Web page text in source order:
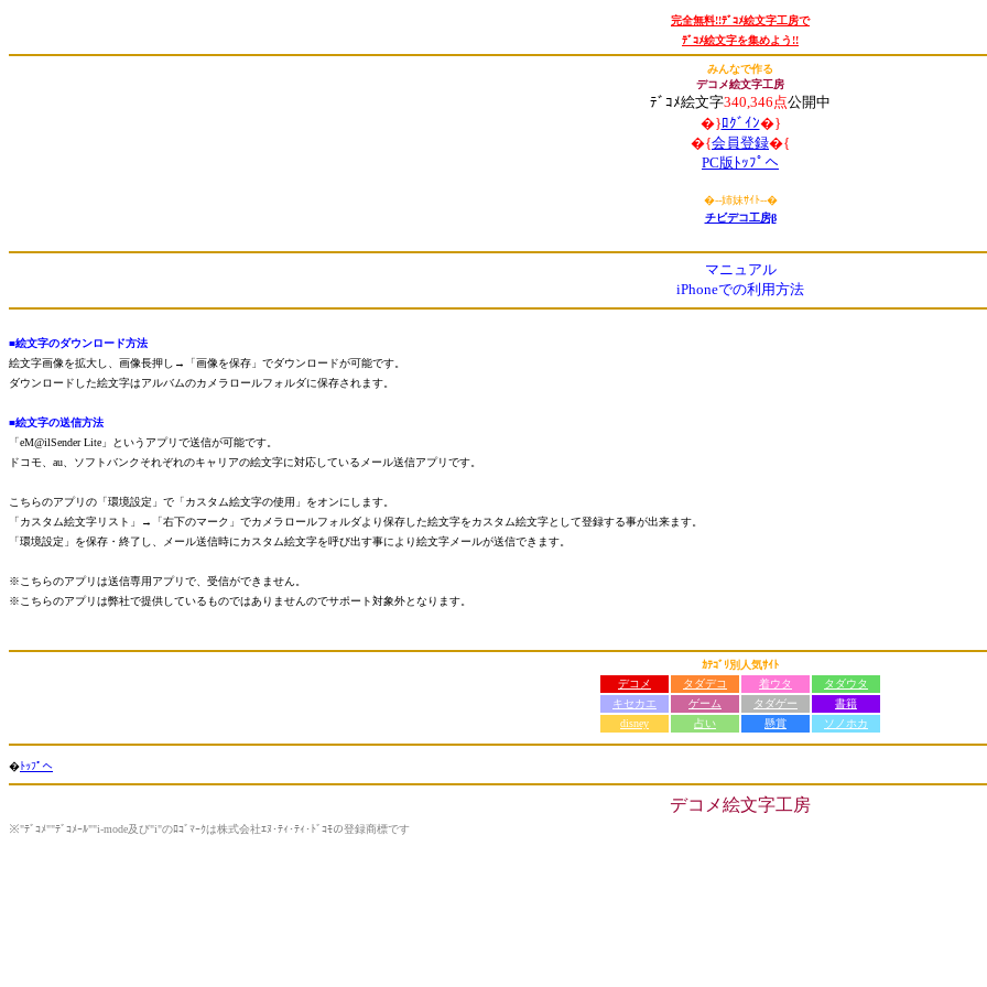
完全無料!!ﾃﾞｺﾒ絵文字工房で
ﾃﾞｺﾒ絵文字を集めよう!!
みんなで作る
デコメ絵文字工房
ﾃﾞｺﾒ絵文字340,346点公開中
�}ﾛｸﾞｲﾝ�}
�{会員登録�{
PC版ﾄｯﾌﾟへ
�--姉妹ｻｲﾄ--�
チビデコ工房β
マニュアル
iPhoneでの利用方法
■絵文字のダウンロード方法
絵文字画像を拡大し、画像長押し→「画像を保存」でダウンロードが可能です。
ダウンロードした絵文字はアルバムのカメラロールフォルダに保存されます。
■絵文字の送信方法
「eM@ilSender Lite」というアプリで送信が可能です。
ドコモ、au、ソフトバンクそれぞれのキャリアの絵文字に対応しているメール送信アプリです。
こちらのアプリの「環境設定」で「カスタム絵文字の使用」をオンにします。
「カスタム絵文字リスト」→「右下のマーク」でカメラロールフォルダより保存した絵文字をカスタム絵文字として登録する事が出来ます。
「環境設定」を保存・終了し、メール送信時にカスタム絵文字を呼び出す事により絵文字メールが送信できます。
※こちらのアプリは送信専用アプリで、受信ができません。
※こちらのアプリは弊社で提供しているものではありませんのでサポート対象外となります。
ｶﾃｺﾞﾘ別人気ｻｲﾄ
デコメ
タダデコ 着ウタ
タダウタ
キセカエ
ゲーム タダゲー
書籍
disney
占い 懸賞 ソノホカ
�ﾄｯﾌﾟへ
デコメ絵文字工房
※"ﾃﾞｺﾒ""ﾃﾞｺﾒｰﾙ""i-mode及び"i"のﾛｺﾞﾏｰｸは株式会社ｴﾇ･ﾃｨ･ﾃｨ･ﾄﾞｺﾓの登録商標です